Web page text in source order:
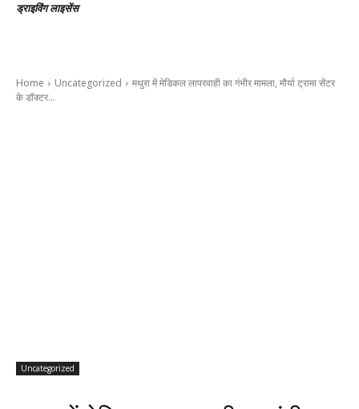
ड्राइविंग लाइसेंस